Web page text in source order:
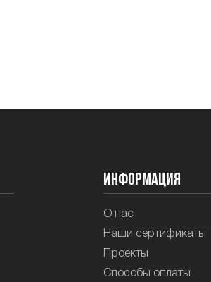
Информация
О нас
Наши сертификаты
Проекты
Способы оплаты